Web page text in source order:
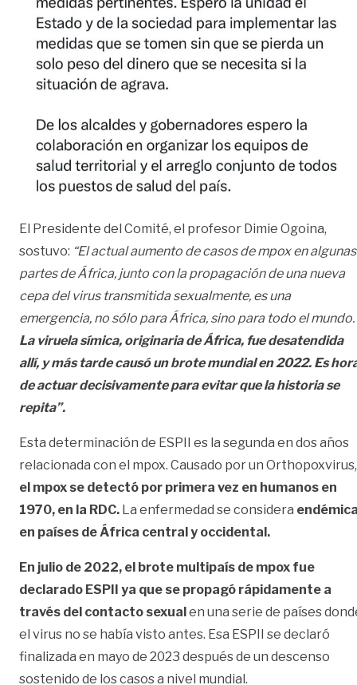
El Presidente del Comité, el profesor Dimie Ogoina,
sostuvo: “El actual aumento de casos de mpox en algunas
partes de África, junto con la propagación de una nueva
cepa del virus transmitida sexualmente, es una
emergencia, no sólo para África, sino para todo el mundo.
La viruela símica, originaria de África, fue desatendida
allí, y más tarde causó un brote mundial en 2022. Es
de actuar decisivamente para evitar que la historia se
repita”.
Esta determinación de ESPII es la segunda en dos años
relacionada con el mpox. Causado por un Orthopoxvirus,
el mpox se detectó por primera vez en humanos en
1970, en la RDC. La enfermedad se considera
en países de África central y occidental.
En julio de 2022, el brote multipaís de mpox fue
declarado ESPII ya que se propagó rápidamente a
través del contacto sexualen una serie de países
el virus no se había visto antes. Esa ESPII se declaró
finalizada en mayo de 2023 después de un descenso
sostenido de los casos a nivel mundial.